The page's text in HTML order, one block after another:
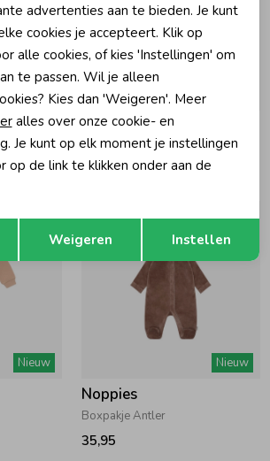
Nieuw
Top lace San Diego ss Off-White/Brown
Geisha
Dress sweat Burgundy
69,99
Nieuw Nieuw
Noppies
Boxpakje Antler
35,95
Opslaan
advertenties aan te bieden. Je kunt
cookies je accepteert. Klik op
alle cookies, of kies 'Instellingen' om
te passen. Wil je alleen
Kies dan 'Weigeren'. Meer
alles over onze cookie- en
Je kunt op elk moment je instellingen
op de link te klikken onder aan de
Weigeren Instellen